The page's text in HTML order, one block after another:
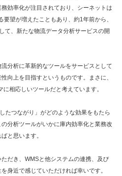
効率化が注目されており、シーネットは
望が増えたこともあり、約1年前から、
て、新たな物流データ分析サービスの開
分析に革新的なツールをサービスとして
向上を目指すというものです。まさに、
に相応しいツールだと考えています。
たつながり」がどのような効果をもたら
分析ツールがいかに庫内効率化と業務改
と思います。
だき、WMSと他システムの連携、及び
身近で感じていただければ幸いです。